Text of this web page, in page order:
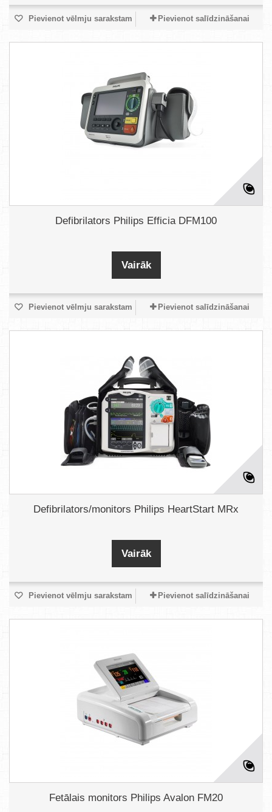
Pievienot vēlmju sarakstam Pievienot salīdzināšanai
Defibrilators Philips Efficia DFM100
Vairāk
Pievienot vēlmju sarakstam Pievienot salīdzināšanai
Defibrilators/monitors Philips HeartStart MRx
Vairāk
Pievienot vēlmju sarakstam Pievienot salīdzināšanai
Fetālais monitors Philips Avalon FM20